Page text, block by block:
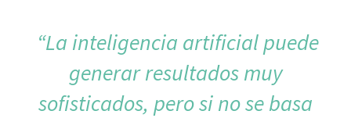
“La inteligencia artificial puede
generar resultados muy
sofisticados, pero si no se basa